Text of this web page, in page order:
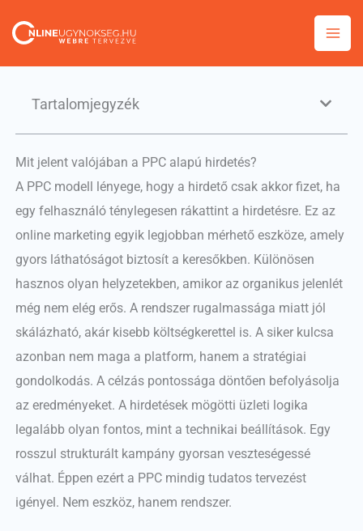
Tartalomjegyzék
Mit jelent valójában a PPC alapú hirdetés?
A PPC modell lényege, hogy a hirdető csak akkor fizet, ha
egy felhasználó ténylegesen rákattint a hirdetésre. Ez az
online marketing egyik legjobban mérhető eszköze, amely
gyors láthatóságot biztosít a keresőkben. Különösen
hasznos olyan helyzetekben, amikor az organikus jelenlét
még nem elég erős. A rendszer rugalmassága miatt jól
skálázható, akár kisebb költségkerettel is. A siker kulcsa
azonban nem maga a platform, hanem a stratégiai
gondolkodás. A célzás pontossága döntően befolyásolja
az eredményeket. A hirdetések mögötti üzleti logika
legalább olyan fontos, mint a technikai beállítások. Egy
rosszul strukturált kampány gyorsan veszteségessé
válhat. Éppen ezért a PPC mindig tudatos tervezést
igényel. Nem eszköz, hanem rendszer.